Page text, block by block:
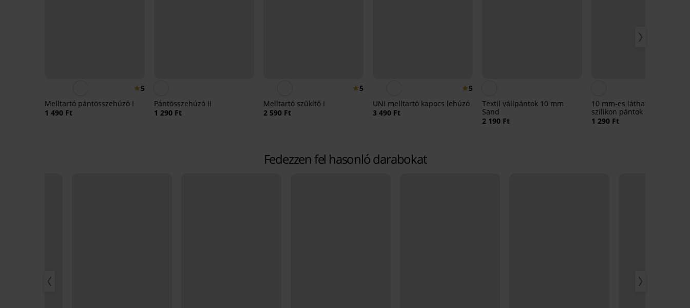
5
Melltartó pántösszehúzó I
1 490 Ft
Pántösszehúzó II
1 290 Ft
5
Melltartó szűkítő I
2 590 Ft
5
UNI melltartó kapocs lehúzó
3 490 Ft
Textil vállpántok 10 mm
Sand
2 190 Ft
10 mm-es láthatatlan
szilikon pántok
1 290 Ft
Fedezzen fel hasonló darabokat